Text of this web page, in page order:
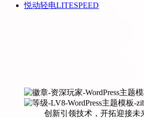
悦动轻电LITESPEED
创新引领技术，开拓迎接未